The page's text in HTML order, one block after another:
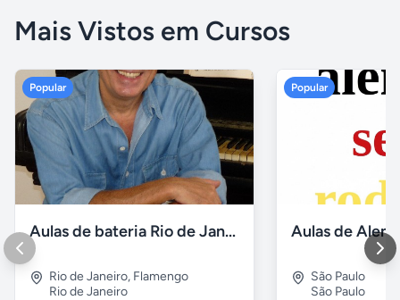
Mais Vistos em Cursos
Popular
Aulas de bateria Rio de Janeiro
Rio de Janeiro, Flamengo
Rio de Janeiro
Popular
São Paulo
São Paulo